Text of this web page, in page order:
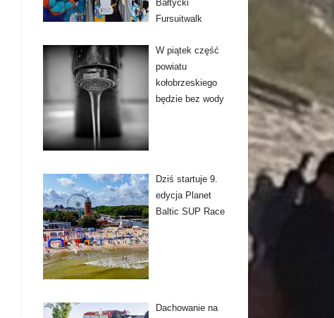
Bałtycki
Fursuitwalk
W piątek część
powiatu
kołobrzeskiego
będzie bez wody
Dziś startuje 9.
edycja Planet
Baltic SUP Race
Dachowanie na